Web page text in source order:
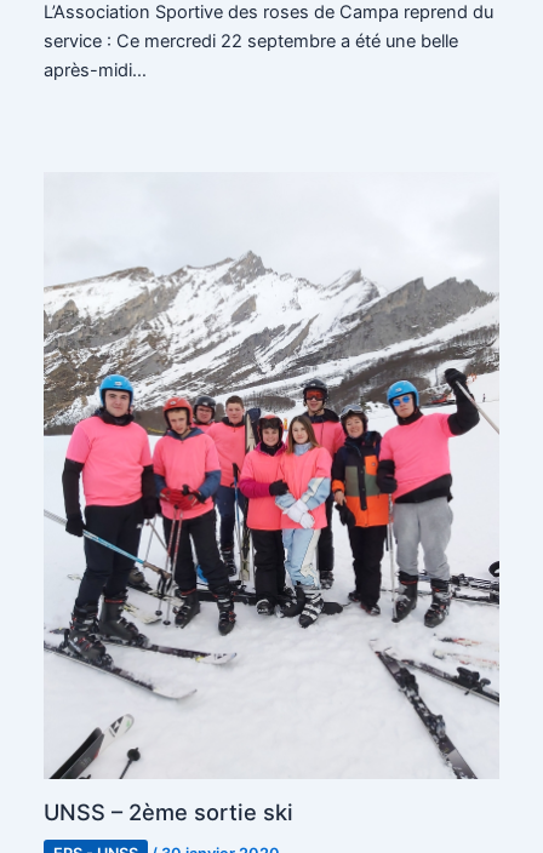
L’Association Sportive des roses de Campa reprend du
service : Ce mercredi 22 septembre a été une belle
après-midi…
UNSS – 2ème sortie ski